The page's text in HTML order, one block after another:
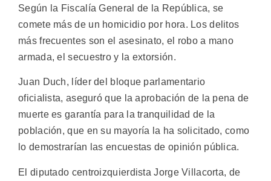
Según la Fiscalía General de la República, se
comete más de un homicidio por hora. Los delitos
más frecuentes son el asesinato, el robo a mano
armada, el secuestro y la extorsión.
Juan Duch, líder del bloque parlamentario
oficialista, aseguró que la aprobación de la pena de
muerte es garantía para la tranquilidad de la
población, que en su mayoría la ha solicitado, como
lo demostrarían las encuestas de opinión pública.
El diputado centroizquierdista Jorge Villacorta, de